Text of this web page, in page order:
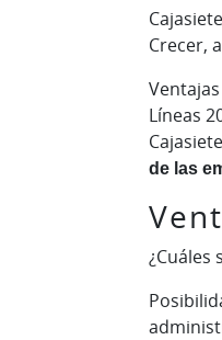
Crecer,
Ventajas
Líneas
de las
¿Cuáles